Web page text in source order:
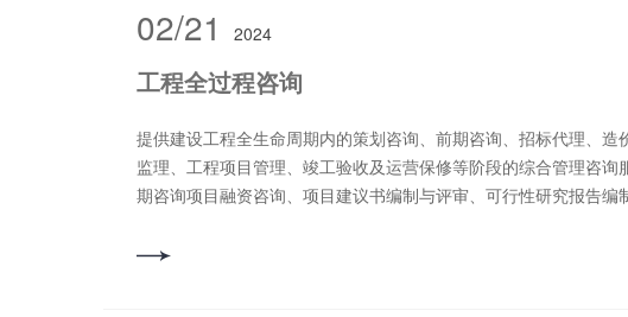
02/21 2024
工程全过程咨询
提供建设工程全生命周期内的策划咨询、前期咨询、招标代理、造
监理、工程项目管理、竣工验收及运营保修等阶段的综合管理咨询
期咨询项目融资咨询、项目建议书编制与评审、可行性研究报告编
社会稳定风险评价报告编制与评审、水土保持方案编制、地质灾害